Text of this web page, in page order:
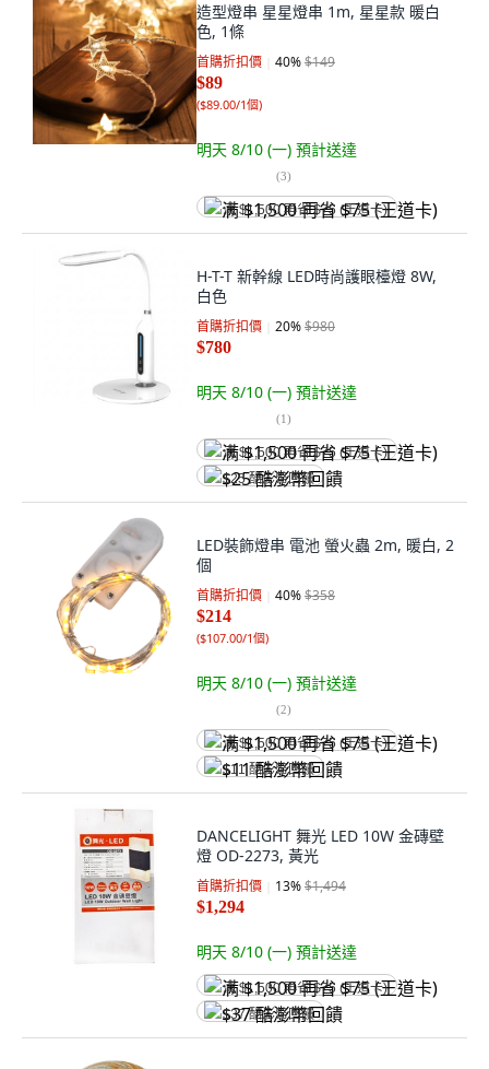
造型燈串 星星燈串 1m, 星星款 暖白
色, 1條
首購折扣價 40%$149
$89
($89.00/1個)
明天 8/10 (一) 預計送達
(3)
满 $1,500 再省 $75 (王道卡)
H-T-T 新幹線 LED時尚護眼檯燈 8W,
白色
首購折扣價 20%$980
$780
明天 8/10 (一) 預計送達
(1)
满 $1,500 再省 $75 (王道卡)
$25 酷澎幣回饋
LED裝飾燈串 電池 螢火蟲 2m, 暖白, 2
個
首購折扣價 40%$358
$214
($107.00/1個)
明天 8/10 (一) 預計送達
(2)
满 $1,500 再省 $75 (王道卡)
$11 酷澎幣回饋
DANCELIGHT 舞光 LED 10W 金磚壁
燈 OD-2273, 黃光
首購折扣價 13%$1,494
$1,294
明天 8/10 (一) 預計送達
满 $1,500 再省 $75 (王道卡)
$37 酷澎幣回饋